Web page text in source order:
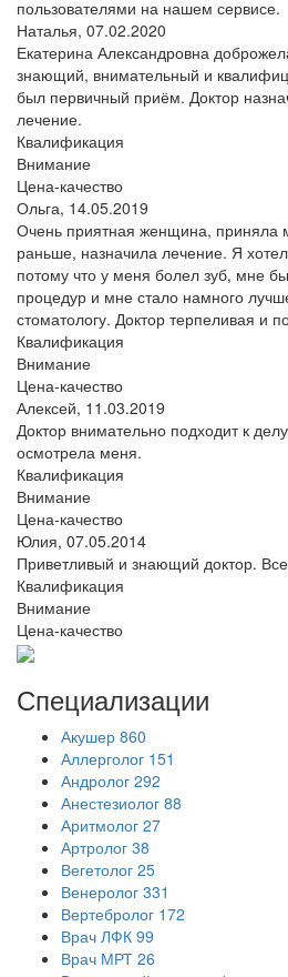
пользователями на нашем сервисе.
Наталья, 07.02.2020
Екатерина Александровна
знающий, внимательный и
был первичный приём. Доктор
лечение.
Квалификация
Внимание
Цена-качество
Ольга, 14.05.2019
Очень приятная женщина, приняла
раньше, назначила лечение. Я
потому что у меня болел зуб, мне
процедур и мне стало намного
стоматологу. Доктор терпеливая и
Квалификация
Внимание
Цена-качество
Алексей, 11.03.2019
Доктор внимательно подходит к
осмотрела меня.
Квалификация
Внимание
Цена-качество
Юлия, 07.05.2014
Приветливый и знающий доктор.
Квалификация
Внимание
Цена-качество
Специализации
Акушер 860
Аллерголог 151
Андролог 292
Анестезиолог 88
Аритмолог 27
Артролог 38
Вегетолог 25
Венеролог 331
Вертебролог 172
Врач ЛФК 99
Врач МРТ 26